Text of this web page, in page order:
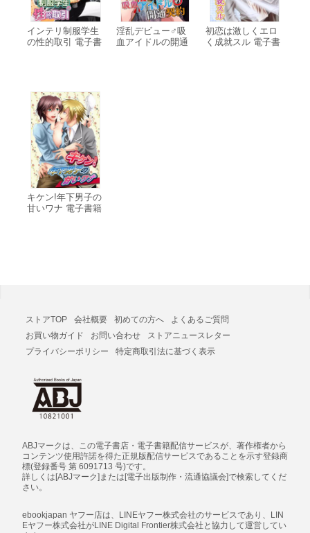
インテリ制服学生
の性的取引 電子書
淫乱デビュー♂吸
血アイドルの開通
初恋は激しくエロ
く成就スル 電子書
キケン!年下男子の
甘いワナ 電子書籍
ストアTOP 会社概要 初めての方へ
よくあるご質問
お買い物ガイド
お問い合わせ
ストアニュースレター
プライバシーポリシー
特定商取引法に基づく表示
ABJマークは、この電子書店・電子書籍配信サービスが、著作権者から
コンテンツ使用許諾を得た正規版配信サービスであることを示す登録商
標(登録番号 第 6091713 号)です。
詳しくは[ABJマーク]または[電子出版制作・流通協議会]で検索してくだ
さい。
ebookjapan ヤフー店は、LINEヤフー株式会社のサービスであり、LIN
Eヤフー株式会社がLINE Digital Frontier株式会社と協力して運営してい